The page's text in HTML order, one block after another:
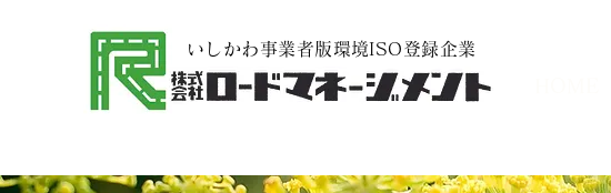
​いしかわ事業者版環境ISO登録企業